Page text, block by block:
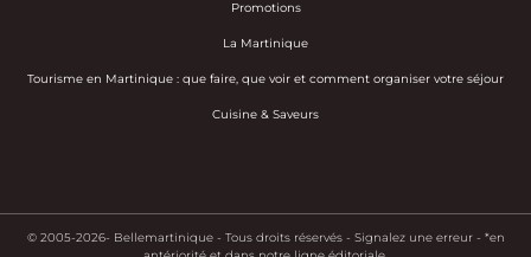
Promotions
La Martinique
Tourisme en Martinique : que faire, que voir et comment organiser votre séjour
Cuisine & Saveurs
© 2005-2026- Bellemartinique - Tous droits réservés - Signalez une erreur - *en